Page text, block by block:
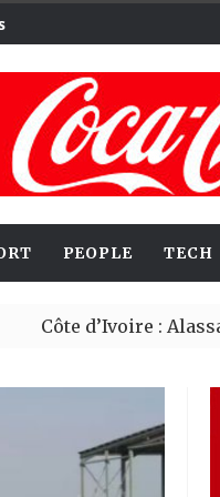
PEOPLE TECH
d’Ivoire : Alassane